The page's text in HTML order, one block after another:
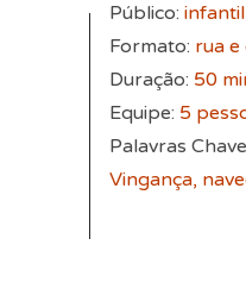
Público:
Formato: rua
Duração: 50
Equipe: 5
Palavras
Vingança,